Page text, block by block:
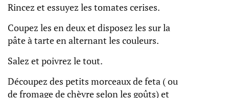
Rincez et essuyez les tomates cerises.
Coupez les en deux et disposez les sur la
pâte à tarte en alternant les couleurs.
Salez et poivrez le tout.
Découpez des petits morceaux de feta ( ou
de fromage de chèvre selon les goûts) et